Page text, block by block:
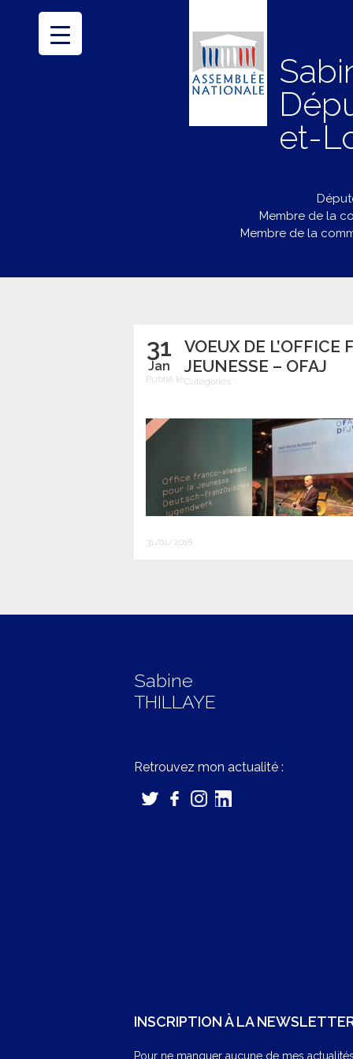
et-
Membre de la
Membre de la
31
Jan
VOEUX DE
JEUNESSE – OFAJ
Catégories :
Publié le
31/01/2018
Sabine
THILLAYE
Retrouvez mon actualité :
INSCRIPTION À LA
Pour ne manquer aucune de mes